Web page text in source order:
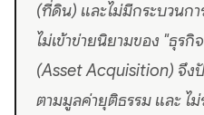
(ที่ดิน) และไม่มีกระบวนก
ไม่เข้าข่ายนิยามของ "ธุร
(Asset Acquisition) จึง
ตามมูลค่ายุติธรรม และ ไ